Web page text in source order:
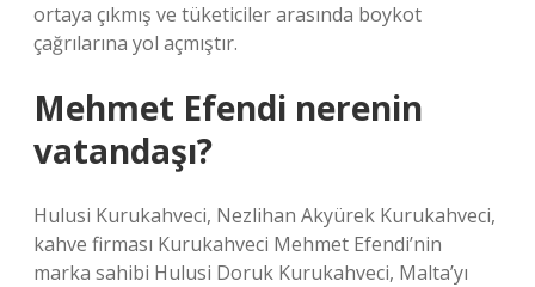
ortaya çıkmış ve tüketiciler arasında boykot
çağrılarına yol açmıştır.
Mehmet Efendi nerenin
vatandaşı?
Hulusi Kurukahveci, Nezlihan Akyürek Kurukahveci,
kahve firması Kurukahveci Mehmet Efendi’nin
marka sahibi Hulusi Doruk Kurukahveci, Malta’yı